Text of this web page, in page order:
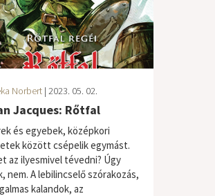
Norbert | 2023. 05. 02.
Jacques: Rőtfal
és egyebek, középkori
között csépelik egymást.
az ilyesmivel tévedni? Úgy
nem. A lebilincselő szórakozás,
kalandok, az